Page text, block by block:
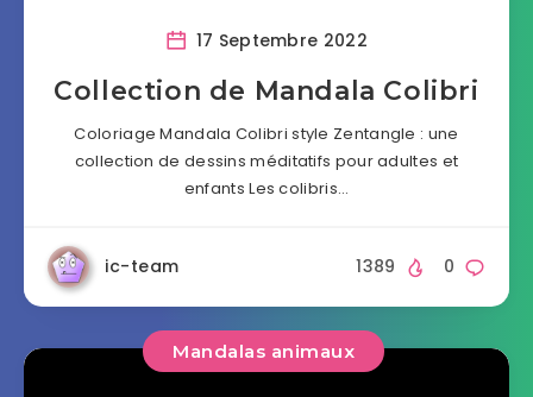
17 Septembre 2022
Collection de Mandala Colibri
Coloriage Mandala Colibri style Zentangle : une
collection de dessins méditatifs pour adultes et
enfants Les colibris…
ic-team 0
1389
Mandalas animaux